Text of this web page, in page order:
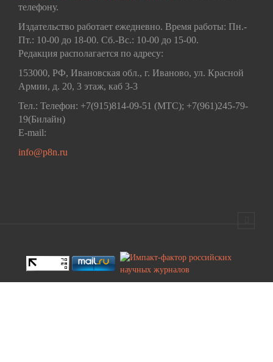
телефону.
Издательство работает ежедневно. Время работы: Пн.-
Пт.: 10-00 до 18-00. Сб.-Вс.: 10-00 до 15-00.
Редакция располагается по адресу:
153000, РФ, Ивановская обл., г. Иваново, ул. Красной
Армии, д. 20, 3 этаж, каб 3-3
Тел.: Телефон: +7(915)814-09-51 (МТС); +7(961)245-79-
19(Билайн)
E-mail:
info@p8n.ru